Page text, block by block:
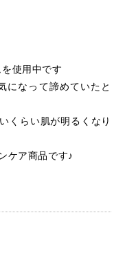
使用中です
になって諦めていたと
くらい肌が明るくなり
ケア商品です♪